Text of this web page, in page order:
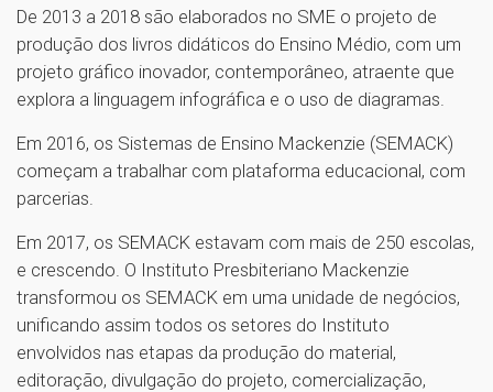
De 2013 a 2018 são elaborados no SME o projeto de
produção dos livros didáticos do Ensino Médio, com um
projeto gráfico inovador, contemporâneo, atraente que
explora a linguagem infográfica e o uso de diagramas.
Em 2016, os Sistemas de Ensino Mackenzie (SEMACK)
começam a trabalhar com plataforma educacional, com
parcerias.
Em 2017, os SEMACK estavam com mais de 250 escolas,
e crescendo. O Instituto Presbiteriano Mackenzie
transformou os SEMACK em uma unidade de negócios,
unificando assim todos os setores do Instituto
envolvidos nas etapas da produção do material,
editoração, divulgação do projeto, comercialização,